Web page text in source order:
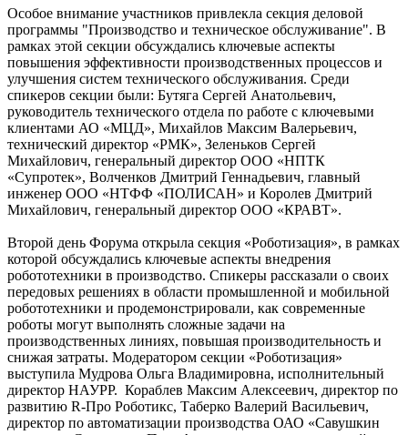
Особое внимание участников привлекла секция деловой
программы "Производство и техническое обслуживание". В
рамках этой секции обсуждались ключевые аспекты
повышения эффективности производственных процессов и
улучшения систем технического обслуживания. Среди
спикеров секции были: Бутяга Сергей Анатольевич,
руководитель технического отдела по работе с ключевыми
клиентами АО «МЦД», Михайлов Максим Валерьевич,
технический директор «РМК», Зеленьков Сергей
Михайлович, генеральный директор ООО «НПТК
«Супротек», Волченков Дмитрий Геннадьевич, главный
инженер ООО «НТФФ «ПОЛИСАН» и Королев Дмитрий
Михайлович, генеральный директор ООО «КРАВТ».
Второй день Форума открыла секция «Роботизация», в рамках
которой обсуждались ключевые аспекты внедрения
робототехники в производство. Спикеры рассказали о своих
передовых решениях в области промышленной и мобильной
робототехники и продемонстрировали, как современные
роботы могут выполнять сложные задачи на
производственных линиях, повышая производительность и
снижая затраты. Модератором секции «Роботизация»
выступила Мудрова Ольга Владимировна, исполнительный
директор НАУРР. Кораблев Максим Алексеевич, директор по
развитию R-Про Роботикс, Таберко Валерий Васильевич,
директор по автоматизации производства ОАО «Савушкин